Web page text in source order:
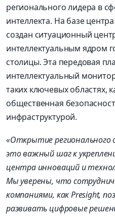
регионального лидера в
интеллекта. На базе
создан ситуационный
интеллектуальным ядром
столицы. Эта передовая
интеллектуальный
таких ключевых областях,
общественная
инфраструктурой.
«Открытие регионального
это важный шаг к
центра инноваций и
Мы уверены, что
компаниями, как Presight,
развивать цифровые